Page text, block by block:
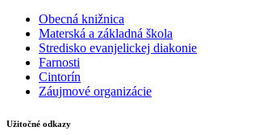
Obecná knižnica
Materská a základná škola
Stredisko evanjelickej diakonie
Farnosti
Cintorín
Záujmové organizácie
Užitočné odkazy